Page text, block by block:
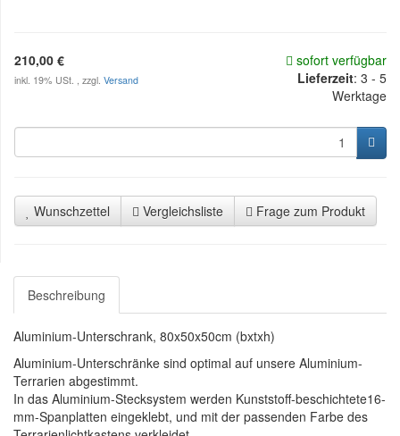
210,00 €
inkl. 19% USt. , zzgl. Versand
sofort verfügbar
Lieferzeit: 3 - 5
Werktage
Wunschzettel Vergleichsliste Frage zum Produkt
Beschreibung
Aluminium-Unterschrank, 80x50x50cm (bxtxh)
Aluminium-Unterschränke sind optimal auf unsere Aluminium-
Terrarien abgestimmt.
In das Aluminium-Stecksystem werden Kunststoff-beschichtete16-
mm-Spanplatten eingeklebt, und mit der passenden Farbe des